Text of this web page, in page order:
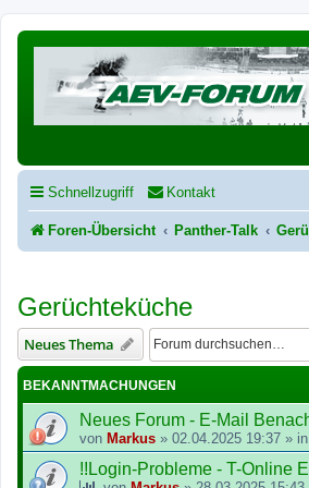
Schnellzugriff Kontakt
Foren-Übersicht Panther-Talk
Gerüchteküche
Neues Thema
BEKANNTMACHUNGEN
Neues Forum - E-Mail
von Markus » 02.04.2025 19:37 » in
!!Login-Probleme - T-Online